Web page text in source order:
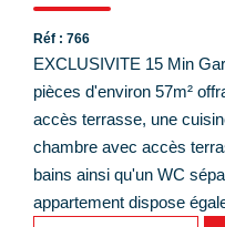
Réf : 766
EXCLUSIVITE 15 Min
pièces d'environ 57m²
accès terrasse, une
chambre avec accès
bains ainsi qu'un WC
appartement dispose